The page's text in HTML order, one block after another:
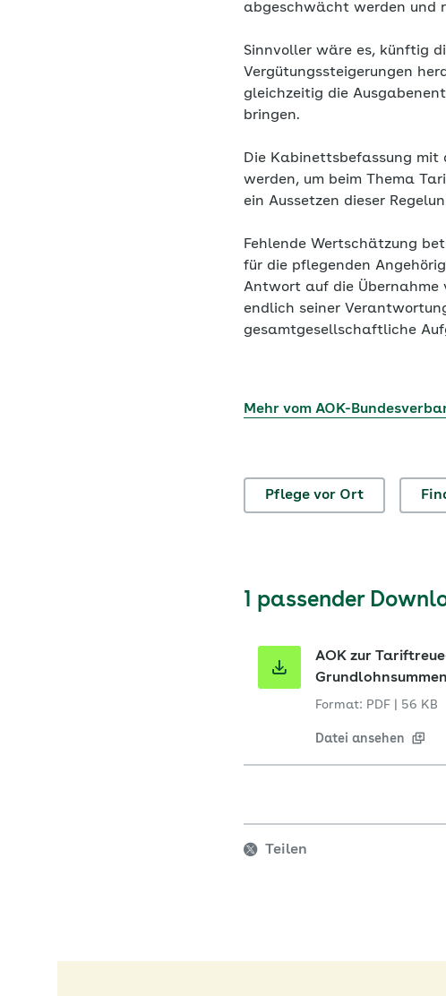
abgeschwächt werden und
Sinnvoller wäre es, künftig
Vergütungssteigerungen
gleichzeitig die
bringen.
Die Kabinettsbefassung mit
werden, um beim Thema
ein Aussetzen dieser
Fehlende Wertschätzung
für die pflegenden
Antwort auf die Übernahme
endlich seiner
gesamtgesellschaftliche
Mehr vom AOK-
Pflege vor Ort
1 passender
AOK zur
Format: PDF 56 KB
Datei ansehen
Teilen